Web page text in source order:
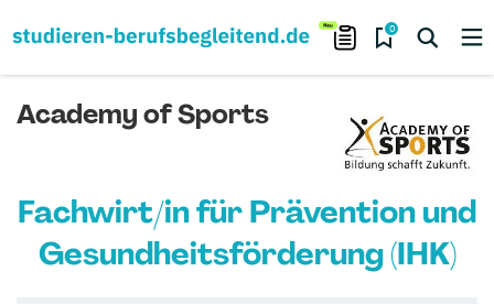
0
Academy of Sports
Fachwirt/in für Prävention und
Gesundheitsförderung (IHK)